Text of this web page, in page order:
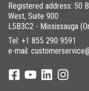
Registered address: 50
West, Suite 900
L5B3C2 - Mississauga
Tel: +1 855 290 9591
e-mail: